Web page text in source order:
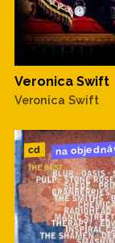
Veronica Swift
Veronica Swift
cd na